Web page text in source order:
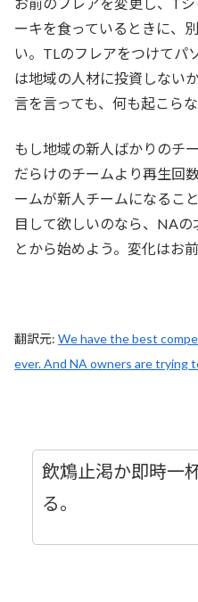
ーキを食っているときに、
い。TLのフレアをつけてパ
は地域の人材に投資しない
言を言っても、何も起こらな
もし地域の新人ばかりのチ
だらけのチームより再生回
ームが新人チームになるこ
目して欲しいのなら、NAの
とから始めよう。変化はお
翻訳元: We have the best
ever. And NA owners are trying
飲鴆止渇か即時一
る。